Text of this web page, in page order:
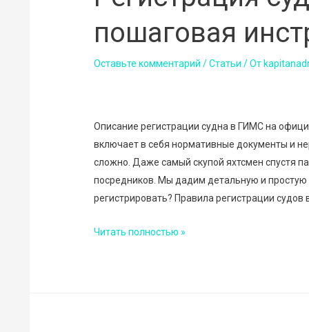
пошаговая
Оставьте комментарий /Статьи / От
Описание регистрации судна в ГИМС на
включает в себя нормативные документы и
сложно. Даже самый скупой яхтсмен спустя
посредников. Мы дадим детальную и простую
регистрировать? Правила регистрации
Регистрация
Читать полностью »